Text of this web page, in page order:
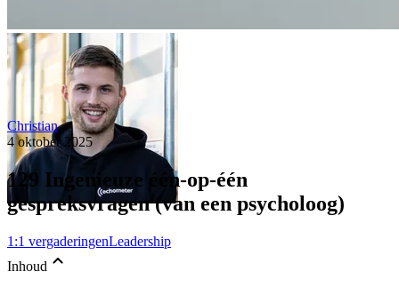
Christian
4 oktober 2025
129 Ingenieuze één-op-één
gespreksvragen (van een psycholoog)
1:1 vergaderingenLeadership
Inhoud